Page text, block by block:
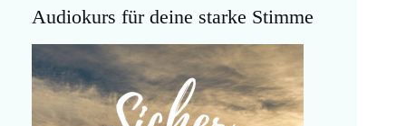
Audiokurs für deine starke Stimme